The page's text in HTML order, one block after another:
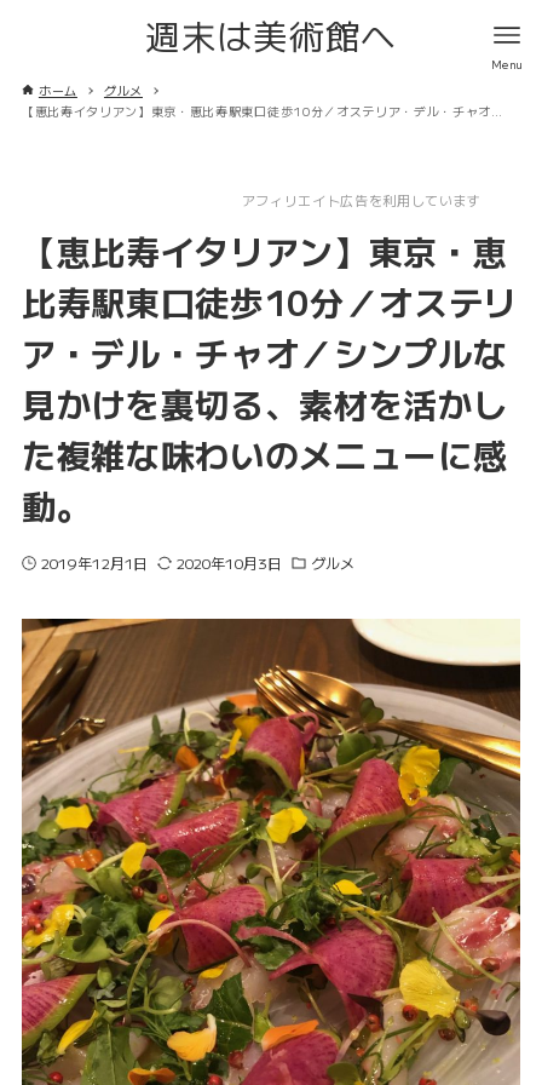
週末は美術館へ
ホーム
グルメ
【恵比寿イタリアン】東京・恵比寿駅東口徒歩10分／オステリア・デル・チャオ／シンプルな見かけを裏切る、素材を活かした複雑な味わいのメニューに感動。
アフィリエイト広告を利用しています
【恵比寿イタリアン】東京・恵
比寿駅東口徒歩10分／オステリ
ア・デル・チャオ／シンプルな
見かけを裏切る、素材を活かし
た複雑な味わいのメニューに感
動。
2019年12月1日 2020年10月3日 グルメ